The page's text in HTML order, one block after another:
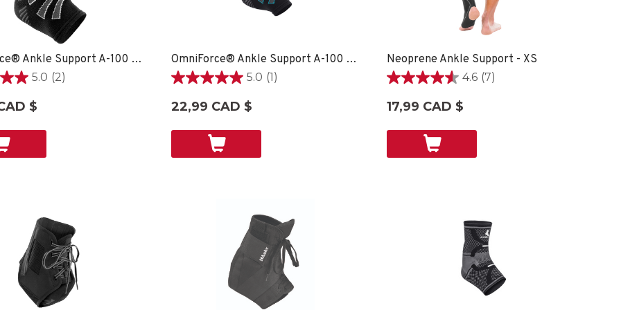
OmniForce® Ankle Support A-100 - XS
5.0 (2)
$
OmniForce® Ankle Support A-100 - XS
5.0 (1)
5.0
sur
évaluation
22,99 CAD $
Neoprene Ankle Support - XS
4.6 (7)
4.6
sur
évaluations
17,99 CAD $